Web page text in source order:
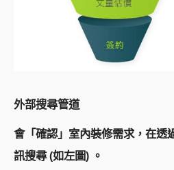
外部搜尋管道
會「確認」室內裝修需求，在透
訊搜尋 (如左圖) 。